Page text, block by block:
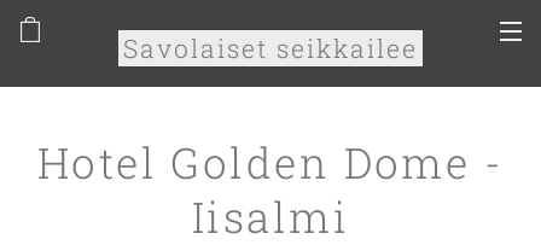
Savolaiset seikkailee
Hotel Golden Dome -
Iisalmi